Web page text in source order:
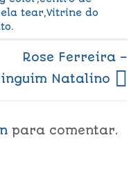
tear,Vitrine do
.
Rose Ferreira –
Natalino
para comentar.